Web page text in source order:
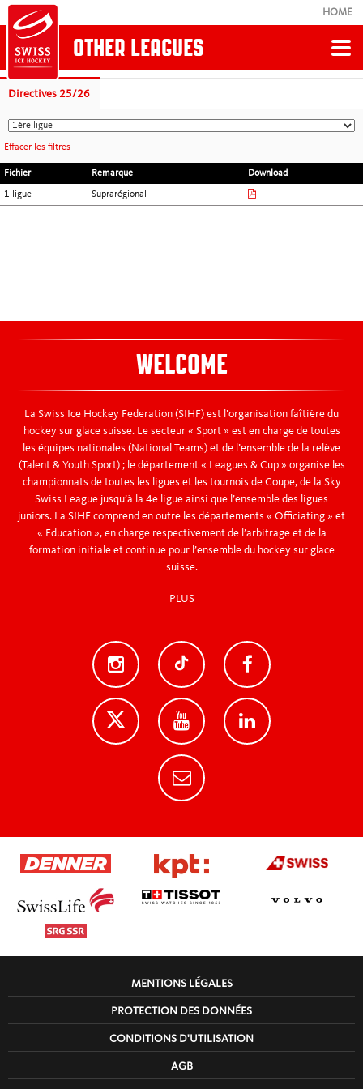
HOME
OTHER LEAGUES
Retour
RÈGLEMENT DE JEU
Directives
Directives 25/26
Effacer les filtres
Fichier Remarque Download
1 ligue Suprarégional
WELCOME
La Swiss Ice Hockey Federation (SIHF) est l’organisation faîtière du
hockey sur glace suisse. Le secteur « Sport » est en charge de toutes
les équipes nationales (National Teams) et de l’ensemble de la relève
(Talent & Youth Sport) ; le département « Leagues & Cup » organise les
championnats de toutes les ligues et les tournois de Coupe, de la Sky
Swiss League jusqu’à la 4e ligue ainsi que l’ensemble des ligues
juniors. La SIHF comprend en outre les départements « Officiating » et
« Education », en charge respectivement de l’arbitrage et de la
formation initiale et continue pour l’ensemble du hockey sur glace
suisse.
PLUS
MENTIONS LÉGALES
PROTECTION DES DONNÉES
CONDITIONS D'UTILISATION
AGB